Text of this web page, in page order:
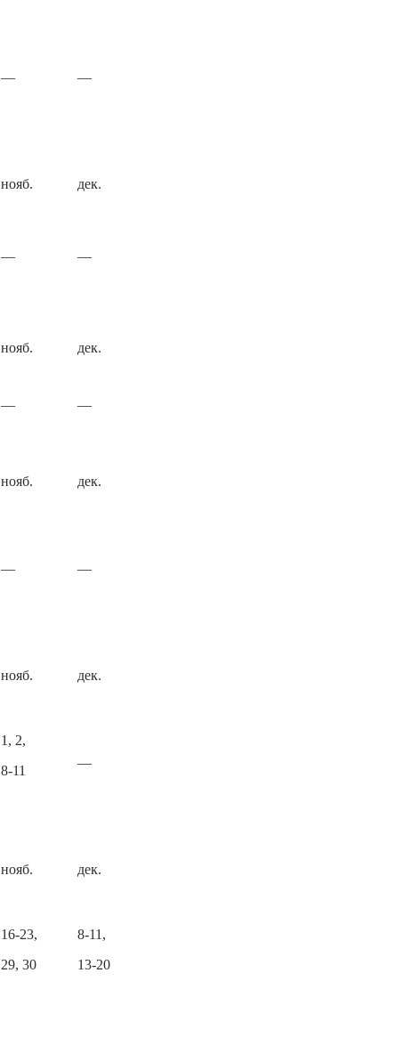
— —
нояб. дек.
— —
нояб. дек.
— —
нояб. дек.
— —
нояб. дек.
1, 2,
8-11
—
нояб. дек.
16-23,
29, 30
8-11,
13-20